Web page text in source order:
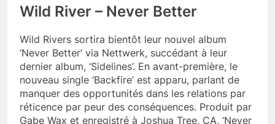
Wild River – Never Better
Wild Rivers sortira bientôt leur nouvel album
‘Never Better’ via Nettwerk, succédant à leur
dernier album, ‘Sidelines’. En avant-première, le
nouveau single ‘Backfire’ est apparu, parlant de
manquer des opportunités dans les relations par
réticence par peur des conséquences. Produit par
Gabe Wax et enregistré à Joshua Tree, CA, ‘Never